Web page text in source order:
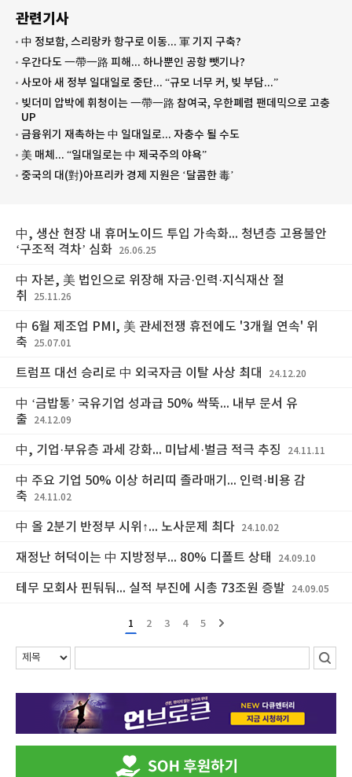
관련기사
中 정보함, 스리랑카 항구로 이동... 軍 기지 구축?
우간다도 一帶一路 피해... 하나뿐인 공항 뺏기나?
사모아 새 정부 일대일로 중단... “규모 너무 커, 빚 부담...”
빚더미 압박에 휘청이는 一帶一路 참여국, 우한폐렴 팬데믹으로 고충
UP
금융위기 재촉하는 中 일대일로... 자충수 될 수도
美 매체... “일대일로는 中 제국주의 야욕”
중국의 대(對)아프리카 경제 지원은 ‘달콤한 毒’
中, 생산 현장 내 휴머노이드 투입 가속화... 청년층 고용불안
‘구조적 격차’ 심화
26.06.25
中 자본, 美 법인으로 위장해 자금·인력·지식재산 절
취
25.11.26
中 6월 제조업 PMI, 美 관세전쟁 휴전에도 '3개월 연속' 위
축
25.07.01
트럼프 대선 승리로 中 외국자금 이탈 사상 최대 24.12.20
中 ‘금밥통’ 국유기업 성과급 50% 싹뚝... 내부 문서 유
출
24.12.09
中, 기업·부유층 과세 강화... 미납세·벌금 적극 추징 24.11.11
中 주요 기업 50% 이상 허리띠 졸라매기... 인력·비용 감
축
24.11.02
中 올 2분기 반정부 시위↑... 노사문제 최다 24.10.02
재정난 허덕이는 中 지방정부... 80% 디폴트 상태 24.09.10
테무 모회사 핀둬둬... 실적 부진에 시총 73조원 증발 24.09.05
1 2 3 4 5